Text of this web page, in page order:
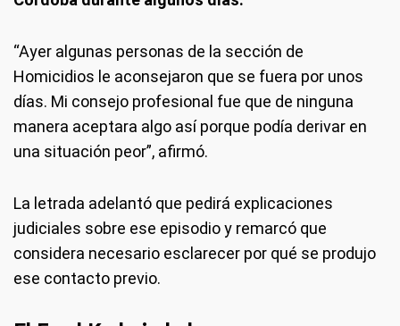
“Ayer algunas personas de la sección de
Homicidios le aconsejaron que se fuera por unos
días. Mi consejo profesional fue que de ninguna
manera aceptara algo así porque podía derivar en
una situación peor”, afirmó.
La letrada adelantó que pedirá explicaciones
judiciales sobre ese episodio y remarcó que
considera necesario esclarecer por qué se produjo
ese contacto previo.